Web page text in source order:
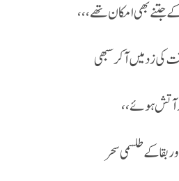
بھی امکان تھے،،،
زد میں آکر سبھی
آتش ہوئے،،
بقا کے طلسمی سحر